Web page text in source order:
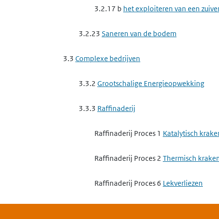
3.2.17 b het exploiteren van een
3.2.23 Saneren van de bodem
3.3 Complexe bedrijven
3.3.2 Grootschalige Energieopwekking
3.3.3 Raffinaderij
Raffinaderij Proces 1 Katalytisch
Raffinaderij Proces 2 Thermisch
Raffinaderij Proces 6 Lekverliezen